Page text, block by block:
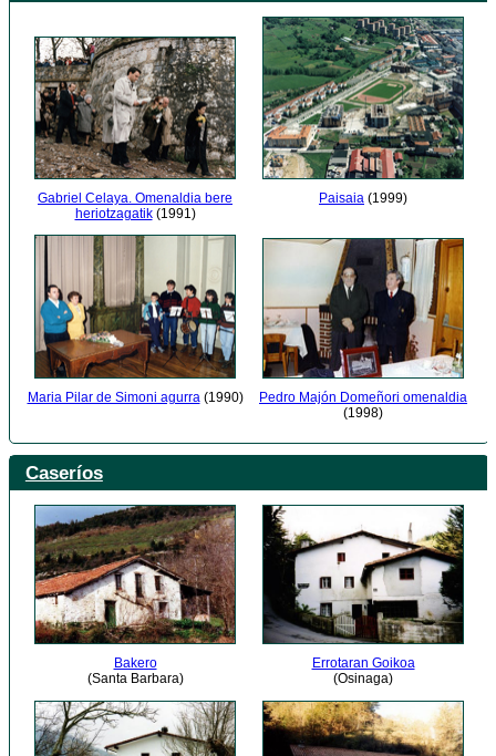
Gabriel Celaya. Omenaldia bere
heriotzagatik(1991)
Paisaia (1999)
Maria Pilar de Simoni agurra(1990)
Pedro Majón Domeñori omenaldia
(1998)
Caseríos
Bakero
(Santa Barbara)
Errotaran Goikoa
(Osinaga)